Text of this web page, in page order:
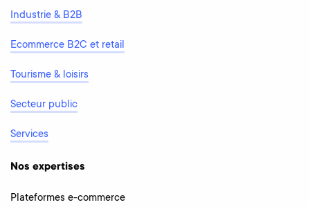
Industrie & B2B
Ecommerce B2C et retail
Tourisme & loisirs
Secteur public
Services
Nos expertises
Plateformes e-commerce